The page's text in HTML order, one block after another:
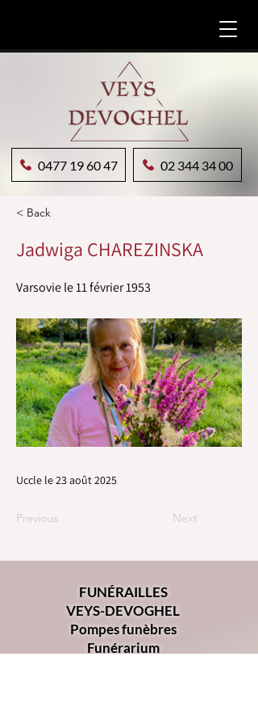
0477 19 60 47 02 344 34 00
< Back
Jadwiga CHAREZINSKA
Varsovie le 11 février 1953
Uccle le 23 août 2025
Previous Next
FUNÉRAILLES
VEYS-DEVOGHEL
Pompes funèbres
Funérarium